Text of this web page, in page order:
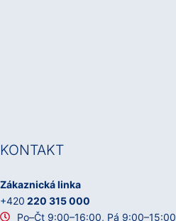
KONTAKT
Zákaznická linka
+420 220 315 000
Po–Čt 9:00–16:00, Pá 9:00–15:00